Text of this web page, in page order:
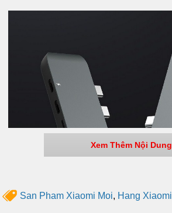
Xem Thêm Nội Dung
San Pham Xiaomi Moi, Hang Xiaomi